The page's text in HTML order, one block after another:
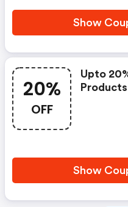
Février !
Code
Show
20%
OFF
Upto
Products
Show